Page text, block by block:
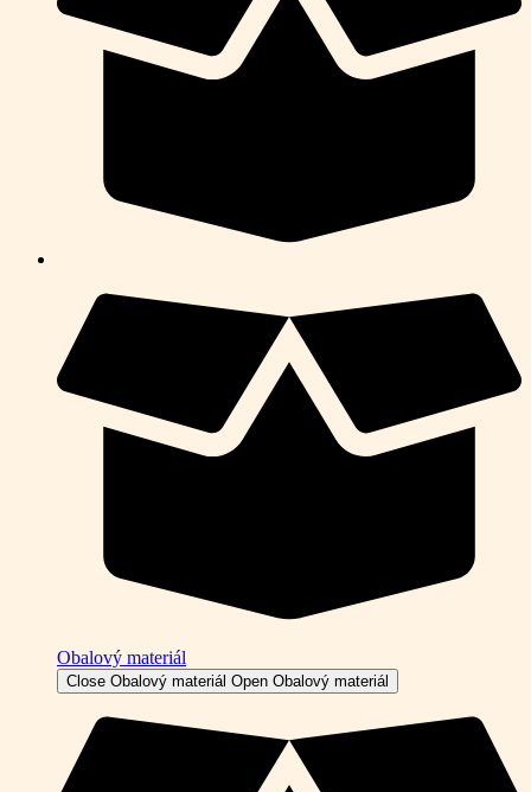
Obalový materiál
Close Obalový materiál Open Obalový materiál